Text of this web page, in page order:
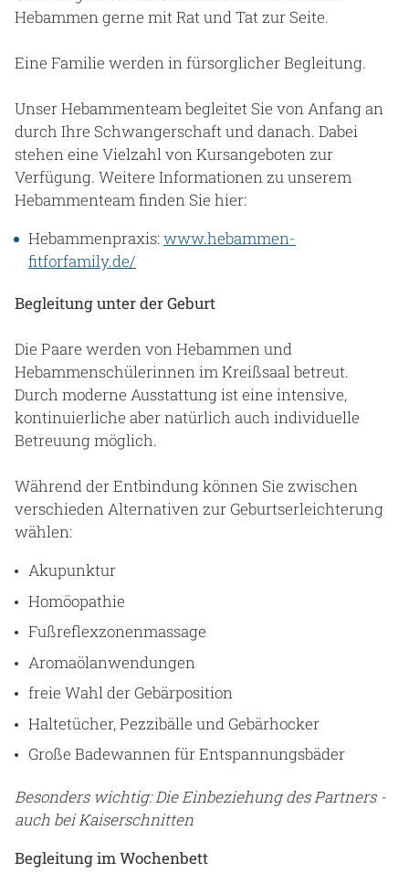
Hebammen gerne mit Rat und Tat zur Seite.
Eine Familie werden in fürsorglicher Begleitung.
Unser Hebammenteam begleitet Sie von Anfang an
durch Ihre Schwangerschaft und danach. Dabei
stehen eine Vielzahl von Kursangeboten zur
Verfügung. Weitere Informationen zu unserem
Hebammenteam finden Sie hier:
Hebammenpraxis:www.hebammen-
fitforfamily.de/
Begleitung unter der Geburt
Die Paare werden von Hebammen und
Hebammenschülerinnen im Kreißsaal betreut.
Durch moderne Ausstattung ist eine intensive,
kontinuierliche aber natürlich auch individuelle
Betreuung möglich.
Während der Entbindung können Sie zwischen
verschieden Alternativen zur Geburtserleichterung
wählen:
Akupunktur
Homöopathie
Fußreflexzonenmassage
Aromaölanwendungen
freie Wahl der Gebärposition
Haltetücher, Pezzibälle und Gebärhocker
Große Badewannen für Entspannungsbäder
Besonders wichtig: Die Einbeziehung des Partners -
auch bei Kaiserschnitten
Begleitung im Wochenbett